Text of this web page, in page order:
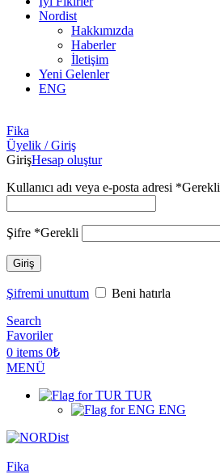
Nordist
Hakkımızda
Haberler
İletişim
Yeni Gelenler
ENG
Fika
Üyelik / Giriş
GirişHesap oluştur
Kullanıcı adı veya e-posta adresi *Gerekli
Şifre *Gerekli
Giriş
Şifremi unuttum
Beni hatırla
Search
Favoriler
0 items 0₺
MENÜ
TUR
ENG
Fika